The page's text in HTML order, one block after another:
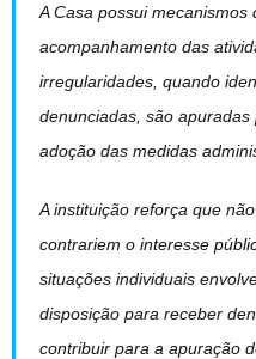
A Casa possui
acompanhamento das
irregularidades, quando
denunciadas, são
adoção das medidas
A instituição reforça que
contrariem o interesse
situações individuais
disposição para receber
contribuir para a apuração